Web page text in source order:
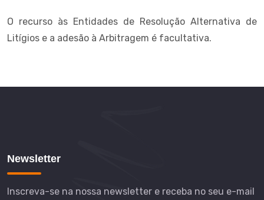
O recurso às Entidades de Resolução Alternativa de
Litígios e a adesão à Arbitragem é facultativa.
Newsletter
Inscreva-se na nossa newsletter e receba no seu e-mail